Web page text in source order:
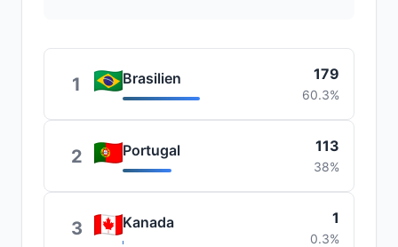
1 Brasilien 179
60.3%
2 Portugal 113
38%
3 Kanada 1
0.3%